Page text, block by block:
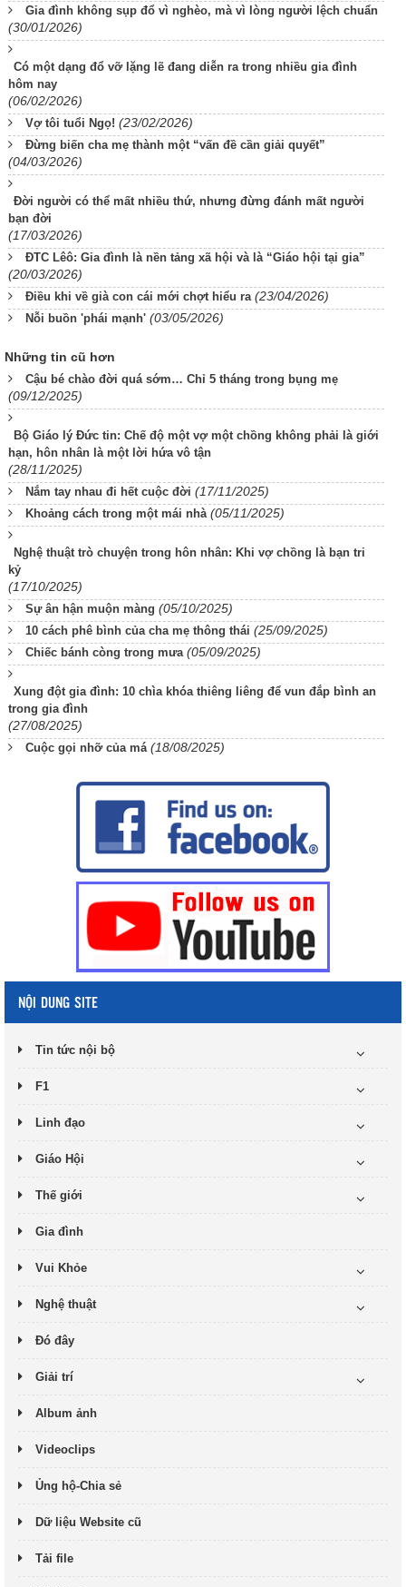
Gia đình không sụp đổ vì nghèo, mà vì lòng người lệch chuẩn
(30/01/2026)
Có một dạng đổ vỡ lặng lẽ đang diễn ra trong nhiều gia đình
hôm nay
(06/02/2026)
Vợ tôi tuổi Ngọ! (23/02/2026)
Đừng biến cha mẹ thành một “vấn đề cần giải quyết”
(04/03/2026)
Đời người có thể mất nhiều thứ, nhưng đừng đánh mất người
bạn đời
(17/03/2026)
ĐTC Lêô: Gia đình là nền tảng xã hội và là “Giáo hội tại gia”
(20/03/2026)
Điều khi về già con cái mới chợt hiểu ra (23/04/2026)
Nỗi buồn 'phái mạnh' (03/05/2026)
Những tin cũ hơn
Cậu bé chào đời quá sớm… Chỉ 5 tháng trong bụng mẹ
(09/12/2025)
Bộ Giáo lý Đức tin: Chế độ một vợ một chồng không phải là giới
hạn, hôn nhân là một lời hứa vô tận
(28/11/2025)
Nắm tay nhau đi hết cuộc đời (17/11/2025)
Khoảng cách trong một mái nhà (05/11/2025)
Nghệ thuật trò chuyện trong hôn nhân: Khi vợ chồng là bạn tri
kỷ
(17/10/2025)
Sự ân hận muộn màng (05/10/2025)
10 cách phê bình của cha mẹ thông thái (25/09/2025)
Chiếc bánh còng trong mưa (05/09/2025)
Xung đột gia đình: 10 chìa khóa thiêng liêng để vun đắp bình an
trong gia đình
(27/08/2025)
Cuộc gọi nhỡ của má (18/08/2025)
NỘI DUNG SITE
Tin tức nội bộ
F1
Linh đạo
Giáo Hội
Thế giới
Gia đình
Vui Khỏe
Nghệ thuật
Đó đây
Giải trí
Album ảnh
Videoclips
Ủng hộ-Chia sẻ
Dữ liệu Website cũ
Tải file